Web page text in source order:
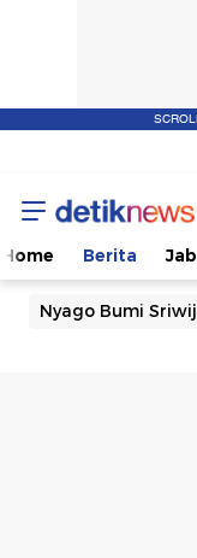
Home Berita
Nyago Bumi